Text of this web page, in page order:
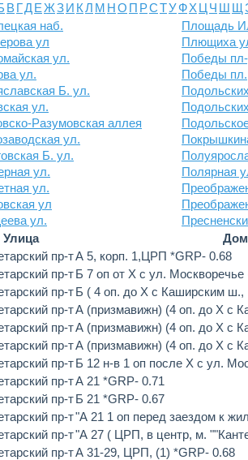
ВГДЕЖЗИ КЛ М НО П РСТУФХ Ц Ч Ш Щ
наб.
ул
ул.
ул.
Б. ул.
ул.
Разумовская аллея
ул.
Б. ул.
ул.
ул.
ул
ул.
Площадь
Плющиха
Победы
Победы пл.
Полярная
Улица
пр-тА 5, корп. 1,ЦРП *GRP- 0.68
пр-тБ 7 оп от Х с ул.
пр-тБ ( 4 оп. до Х с Каширским ш.,
пр-тА (призмавижн) (4 оп. до Х с
пр-тА (призмавижн) (4 оп. до Х с
пр-тА (призмавижн) (4 оп. до Х с
пр-тБ 12 н-в 1 оп после Х с ул.
пр-тА 21 *GRP- 0.71
пр-тБ 21 *GRP- 0.67
пр-т"А 21 1 оп перед заездом к
пр-т"А 27 ( ЦРП, в центр, м.
пр-тА 31-29, ЦРП, (1) *GRP- 0.68